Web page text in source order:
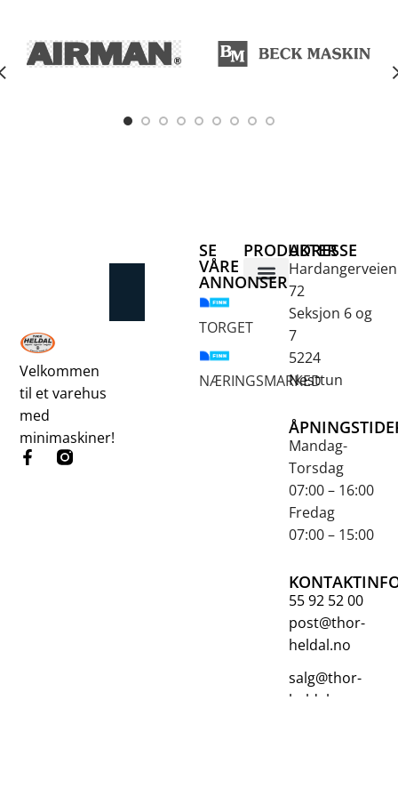
Velkommen
til et varehus
med
minimaskiner!
ADRESSE
Hardangerveien
72
Seksjon 6 og
7
5224
Nesttun
Mandag-
Torsdag
07:00 – 16:00
Fredag
07:00 – 15:00
55 92 52 00
post@thor-
heldal.no
salg@thor-
heldal.no
PRODUKTER
SE
VÅRE
ANNONSER
TORGET
NÆRINGSMARKED